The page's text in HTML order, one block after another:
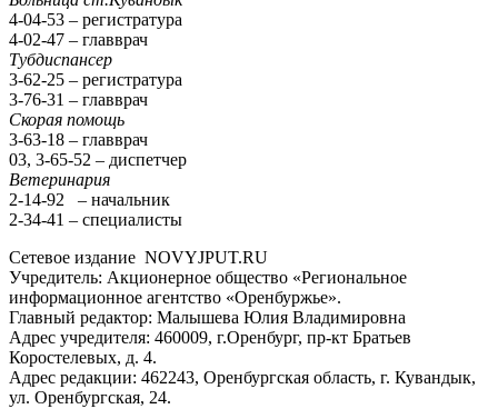
4-04-53 – регистратура
4-02-47 – главврач
Тубдиспансер
3-62-25 – регистратура
3-76-31 – главврач
Скорая помощь
3-63-18 – главврач
03, 3-65-52 – диспетчер
Ветеринария
2-14-92 – начальник
2-34-41 – специалисты
Сетевое издание NOVYJPUT.RU
Учредитель: Акционерное общество «Региональное
информационное агентство «Оренбуржье».
Главный редактор: Малышева Юлия Владимировна
Адрес учредителя: 460009, г.Оренбург, пр-кт Братьев
Коростелевых, д. 4.
Адрес редакции: 462243, Оренбургская область, г. Кувандык,
ул. Оренбургская, 24.